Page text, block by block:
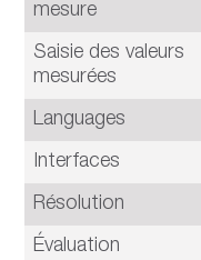
mesure
Saisie des valeurs
mesurées
Languages
Interfaces
Résolution
Évaluation